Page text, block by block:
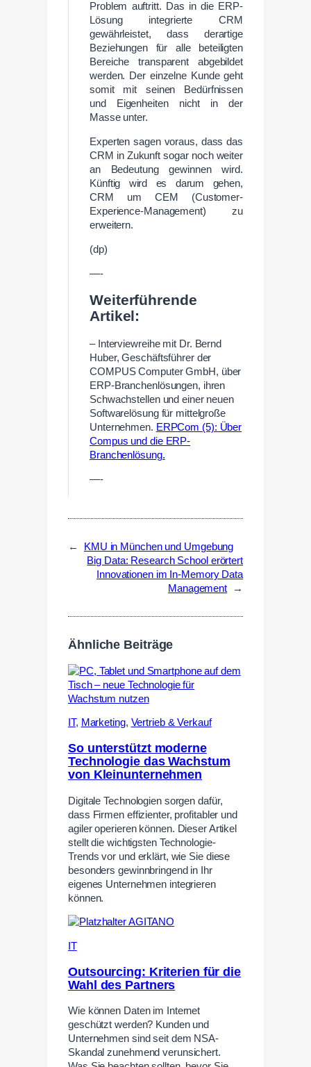
Problem auftritt. Das in die ERP-
Lösung integrierte CRM
gewährleistet, dass derartige
Beziehungen für alle beteiligten
Bereiche transparent abgebildet
werden. Der einzelne Kunde geht
somit mit seinen Bedürfnissen
und Eigenheiten nicht in der
Masse unter.
Experten sagen voraus, dass das
CRM in Zukunft sogar noch weiter
an Bedeutung gewinnen wird.
Künftig wird es darum gehen,
CRM um CEM (Customer-
Experience-Management) zu
erweitern.
(dp)
—-
Weiterführende
Artikel:
– Interviewreihe mit Dr. Bernd
Huber, Geschäftsführer der
COMPUS Computer GmbH, über
ERP-Branchenlösungen, ihren
Schwachstellen und einer neuen
Softwarelösung für mittelgroße
Unternehmen. ERPCom (5): Über
Compus und die ERP-
Branchenlösung.
—-
←
KMU in München und Umgebung
Big Data: Research School erörtert
Innovationen im In-Memory Data
Management
→
Ähnliche Beiträge
IT, Marketing, Vertrieb & Verkauf
So unterstützt moderne
Technologie das Wachstum
von Kleinunternehmen
Digitale Technologien sorgen dafür,
dass Firmen effizienter, profitabler und
agiler operieren können. Dieser Artikel
stellt die wichtigsten Technologie-
Trends vor und erklärt, wie Sie diese
besonders gewinnbringend in Ihr
eigenes Unternehmen integrieren
können.
IT
Outsourcing: Kriterien für die
Wahl des Partners
Wie können Daten im Internet
geschützt werden? Kunden und
Unternehmen sind seit dem NSA-
Skandal zunehmend verunsichert.